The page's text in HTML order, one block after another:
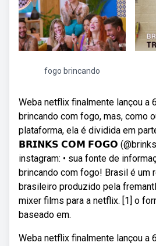
fogo brincando
Weba netflix finalmente lançou a
brincando com fogo, mas, como
plataforma, ela é dividida em
𝗕𝗥𝗜𝗡𝗞𝗦 𝗖𝗢𝗠 𝗙𝗢𝗚𝗢
instagram: • sua fonte de
brincando com fogo! Brasil é um
brasileiro produzido pela
mixer films para a netflix. [1] o
baseado em.
Weba netflix finalmente lançou a